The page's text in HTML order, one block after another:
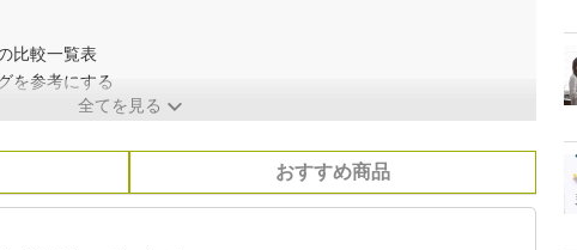
比較一覧表
を参考にする
全てを見る
おすすめ商品